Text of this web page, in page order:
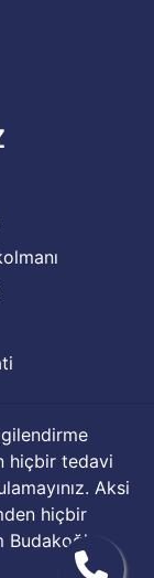
hiçbir tedavi
Aksi
hiçbir